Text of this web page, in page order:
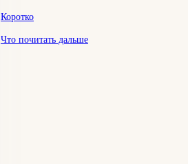
Коротко
Что почитать дальше